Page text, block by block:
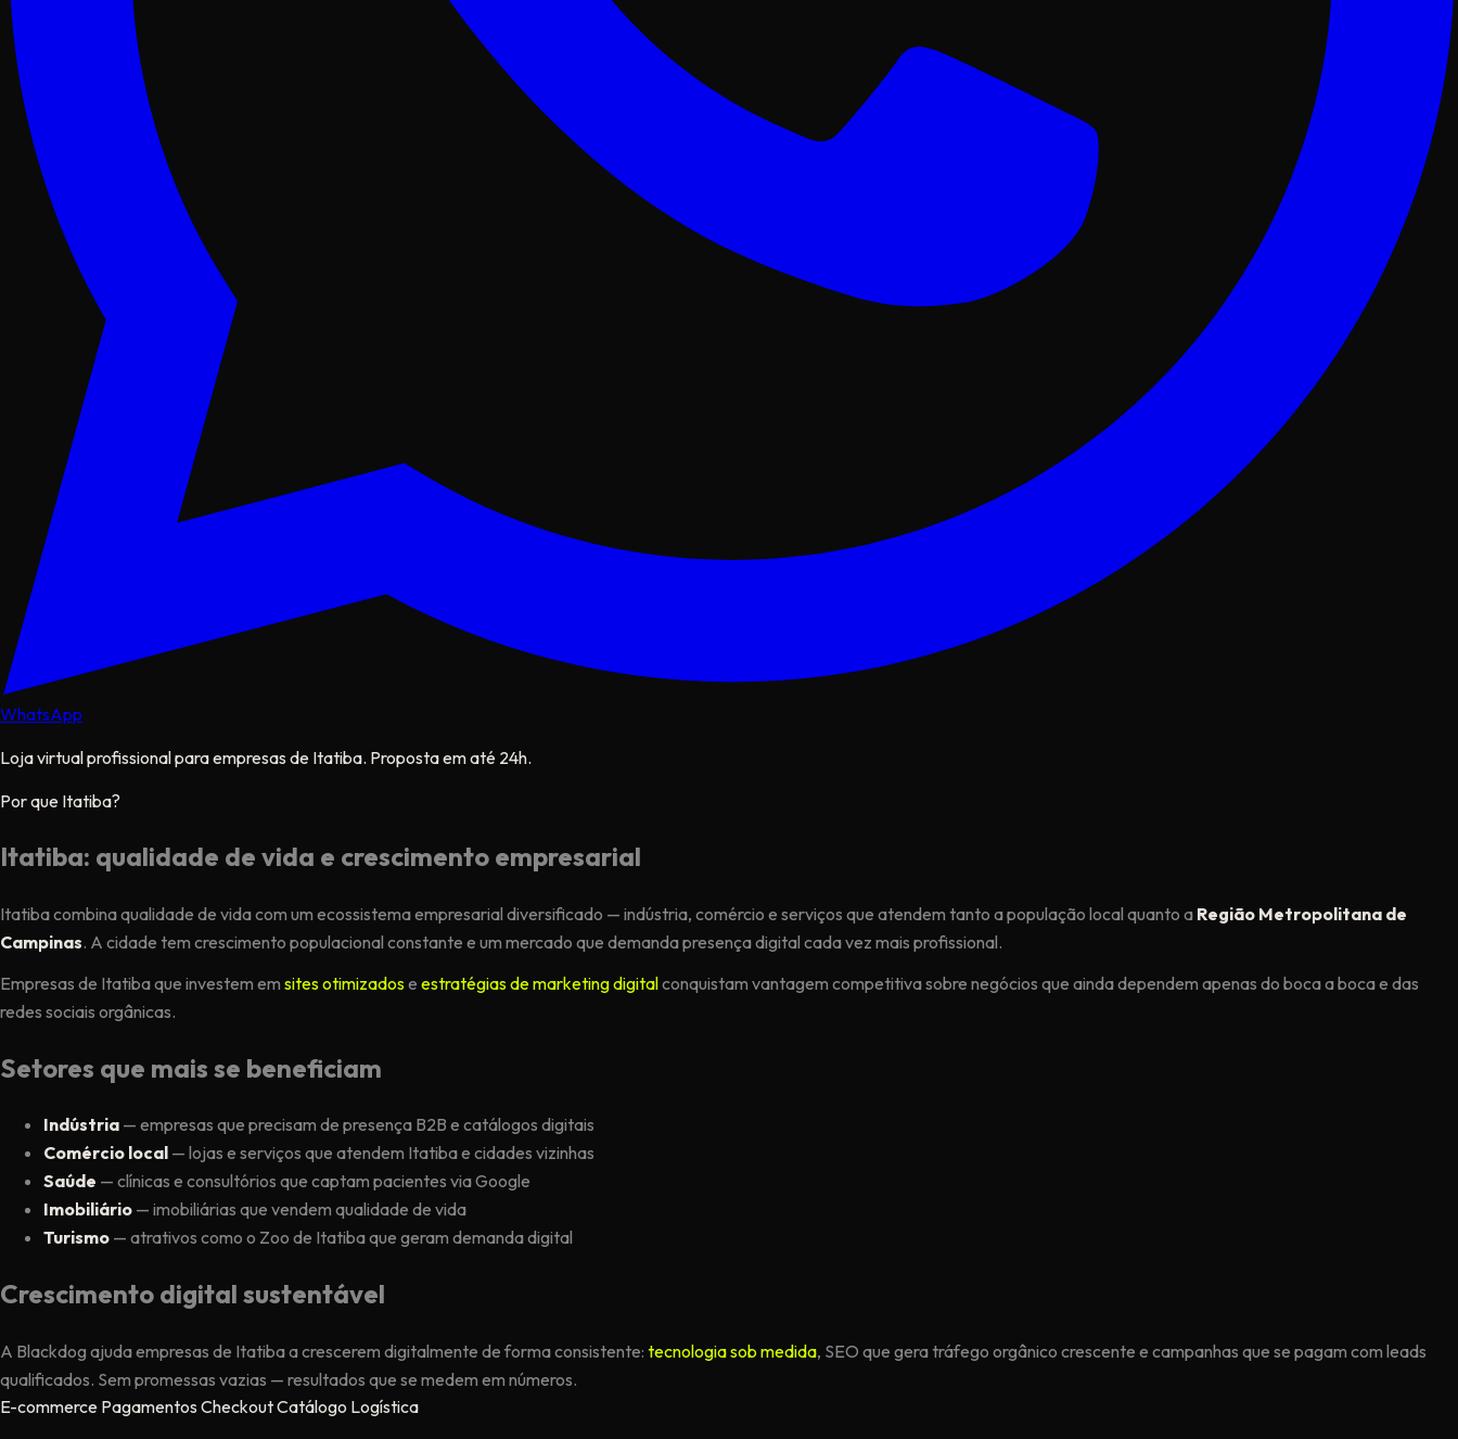
WhatsApp
Loja virtual profissional para empresas de Itatiba. Proposta em até 24h.
Por que Itatiba?
Itatiba: qualidade de vida e crescimento empresarial
Itatiba combina qualidade de vida com um ecossistema empresarial diversificado — indústria, comércio e serviços que atendem tanto a população local quanto a Região Metropolitana de
Campinas. A cidade tem crescimento populacional constante e um mercado que demanda presença digital cada vez mais profissional.
Empresas de Itatiba que investem em sites otimizadose estratégias de marketing digitalconquistam vantagem competitiva sobre negócios que ainda dependem apenas do boca a boca e das
redes sociais orgânicas.
Setores que mais se beneficiam
Indústria — empresas que precisam de presença B2B e catálogos digitais
Comércio local — lojas e serviços que atendem Itatiba e cidades vizinhas
Saúde — clínicas e consultórios que captam pacientes via Google
Imobiliário — imobiliárias que vendem qualidade de vida
Turismo — atrativos como o Zoo de Itatiba que geram demanda digital
Crescimento digital sustentável
A Blackdog ajuda empresas de Itatiba a crescerem digitalmente de forma consistente: tecnologia sob medida, SEO que gera tráfego orgânico crescente e campanhas que se pagam com leads
qualificados. Sem promessas vazias — resultados que se medem em números.
E-commerce Pagamentos CheckoutCatálogo Logística